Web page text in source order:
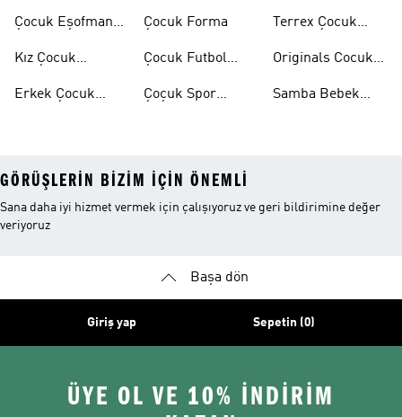
Çocuk Eşofman
Kız Çocuk
Erkek Çocuk
Çocuk Forma
Çocuk Futbol
Çoçuk Spor
Terrex Çocuk
Originals Cocuk
Samba Bebek
GÖRÜŞLERIN BIZIM IÇIN ÖNEMLI
Sana daha iyi hizmet vermek için çalışıyoruz ve geri bildirimine değer
veriyoruz
Başa dön
Giriş yap Sepetin (0)
ÜYE OL VE 10% İNDİRİM